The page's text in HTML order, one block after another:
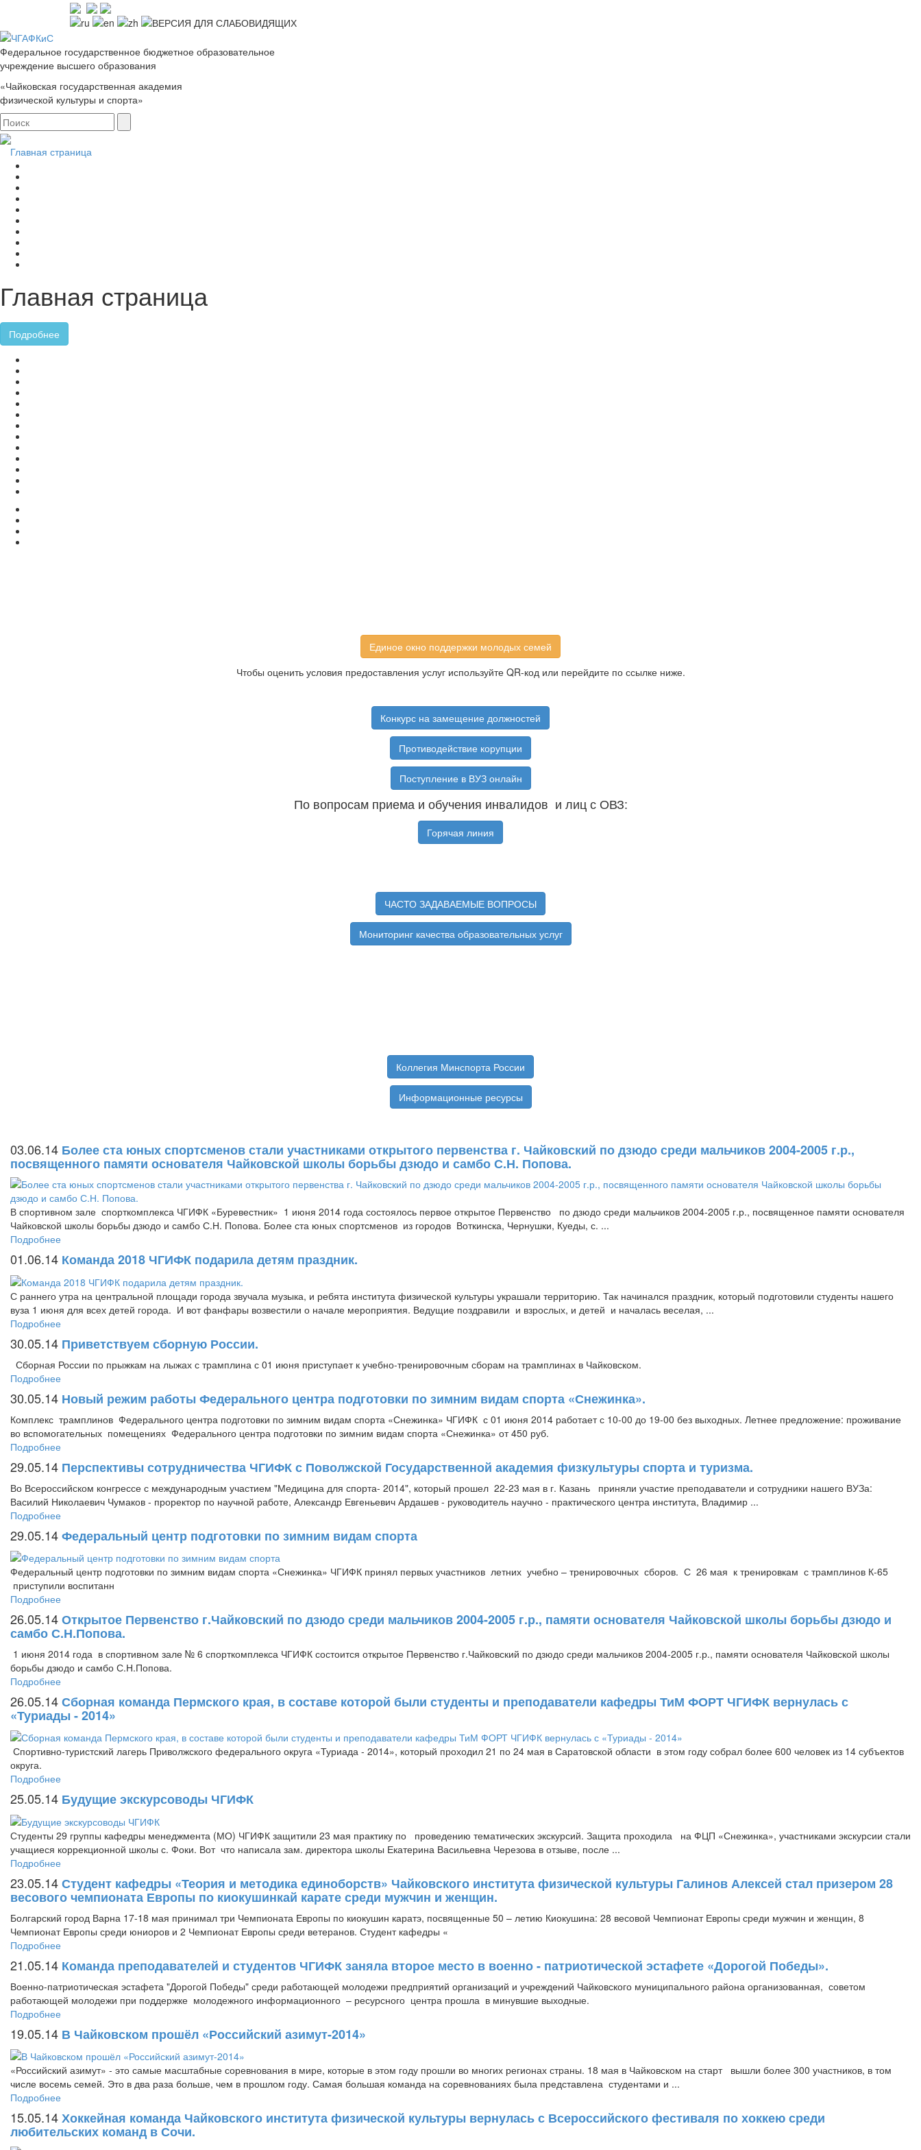
Федеральное государственное бюджетное образовательное
учреждение высшего образования
«Чайковская государственная академия
физической культуры и спорта»
Главная страница
Главная страница
Подробнее
Единое окно поддержки молодых семей
Чтобы оценить условия предоставления услуг используйте QR-код или перейдите по ссылке ниже.
Конкурс на замещение должностей
Противодействие корупции
Поступление в ВУЗ онлайн
По вопросам приема и обучения инвалидов и лиц с ОВЗ:
Горячая линия
ЧАСТО ЗАДАВАЕМЫЕ ВОПРОСЫ
Мониторинг качества образовательных услуг
Коллегия Минспорта России
Информационные ресурсы
03.06.14 Более ста юных спортсменов стали участниками открытого первенства г. Чайковский по дзюдо среди мальчиков 2004-2005 г.р.,
посвященного памяти основателя Чайковской школы борьбы дзюдо и самбо С.Н. Попова.
В спортивном зале спорткомплекса ЧГИФК «Буревестник» 1 июня 2014 года состоялось первое открытое Первенство по дзюдо среди мальчиков 2004-2005 г.р., посвященное памяти основателя
Чайковской школы борьбы дзюдо и самбо С.Н. Попова. Более ста юных спортсменов из городов Воткинска, Чернушки, Куеды, с. ...
Подробнее
01.06.14 Команда 2018 ЧГИФК подарила детям праздник.
С раннего утра на центральной площади города звучала музыка, и ребята института физической культуры украшали территорию. Так начинался праздник, который подготовили студенты нашего
вуза 1 июня для всех детей города. И вот фанфары возвестили о начале мероприятия. Ведущие поздравили и взрослых, и детей и началась веселая, ...
Подробнее
30.05.14 Приветствуем сборную России.
Сборная России по прыжкам на лыжах с трамплина с 01 июня приступает к учебно-тренировочным сборам на трамплинах в Чайковском.
Подробнее
30.05.14 Новый режим работы Федерального центра подготовки по зимним видам спорта «Снежинка».
Комплекс трамплинов Федерального центра подготовки по зимним видам спорта «Снежинка» ЧГИФК с 01 июня 2014 работает с 10-00 до 19-00 без выходных. Летнее предложение: проживание
во вспомогательных помещениях Федерального центра подготовки по зимним видам спорта «Снежинка» от 450 руб.
Подробнее
29.05.14 Перспективы сотрудничества ЧГИФК с Поволжской Государственной академия физкультуры спорта и туризма.
Во Всероссийском конгрессе с международным участием "Медицина для спорта- 2014", который прошел 22-23 мая в г. Казань приняли участие преподаватели и сотрудники нашего ВУЗа:
Василий Николаевич Чумаков - проректор по научной работе, Александр Евгеньевич Ардашев - руководитель научно - практического центра института, Владимир ...
Подробнее
29.05.14Федеральный центр подготовки по зимним видам спорта
Федеральный центр подготовки по зимним видам спорта «Снежинка» ЧГИФК принял первых участников летних учебно – тренировочных сборов. С 26 мая к тренировкам с трамплинов К-65
приступили воспитанн
Подробнее
26.05.14Открытое Первенство г.Чайковский по дзюдо среди мальчиков 2004-2005 г.р., памяти основателя Чайковской школы борьбы дзюдо и
самбо С.Н.Попова.
1 июня 2014 года в спортивном зале № 6 спорткомплекса ЧГИФК состоится открытое Первенство г.Чайковский по дзюдо среди мальчиков 2004-2005 г.р., памяти основателя Чайковской школы
борьбы дзюдо и самбо С.Н.Попова.
Подробнее
26.05.14Сборная команда Пермского края, в составе которой были студенты и преподаватели кафедры ТиМ ФОРТ ЧГИФК вернулась с
«Туриады - 2014»
Спортивно-туристский лагерь Приволжского федерального округа «Туриада - 2014», который проходил 21 по 24 мая в Саратовской области в этом году собрал более 600 человек из 14 субъектов
округа.
Подробнее
25.05.14 Будущие экскурсоводы ЧГИФК
Студенты 29 группы кафедры менеджмента (МО) ЧГИФК защитили 23 мая практику по проведению тематических экскурсий. Защита проходила на ФЦП «Снежинка», участниками экскурсии стали
учащиеся коррекционной школы с. Фоки. Вот что написала зам. директора школы Екатерина Васильевна Черезова в отзыве, после ...
Подробнее
23.05.14Студент кафедры «Теория и методика единоборств» Чайковского института физической культуры Галинов Алексей стал призером 28
весового чемпионата Европы по киокушинкай карате среди мужчин и женщин.
Болгарский город Варна 17-18 мая принимал три Чемпионата Европы по киокушин каратэ, посвященные 50 – летию Киокушина: 28 весовой Чемпионат Европы среди мужчин и женщин, 8
Чемпионат Европы среди юниоров и 2 Чемпионат Европы среди ветеранов. Студент кафедры «
Подробнее
21.05.14 Команда преподавателей и студентов ЧГИФК заняла второе место в военно - патриотической эстафете «Дорогой Победы».
Военно-патриотическая эстафета "Дорогой Победы" среди работающей молодежи предприятий организаций и учреждений Чайковского муниципального района организованная, советом
работающей молодежи при поддержке молодежного информационного – ресурсного центра прошла в минувшие выходные.
Подробнее
19.05.14 В Чайковском прошёл «Российский азимут-2014»
«Российский азимут» - это самые масштабные соревнования в мире, которые в этом году прошли во многих регионах страны. 18 мая в Чайковском на старт вышли более 300 участников, в том
числе восемь семей. Это в два раза больше, чем в прошлом году. Самая большая команда на соревнованиях была представлена студентами и ...
Подробнее
15.05.14Хоккейная команда Чайковского института физической культуры вернулась с Всероссийского фестиваля по хоккею среди
любительских команд в Сочи.